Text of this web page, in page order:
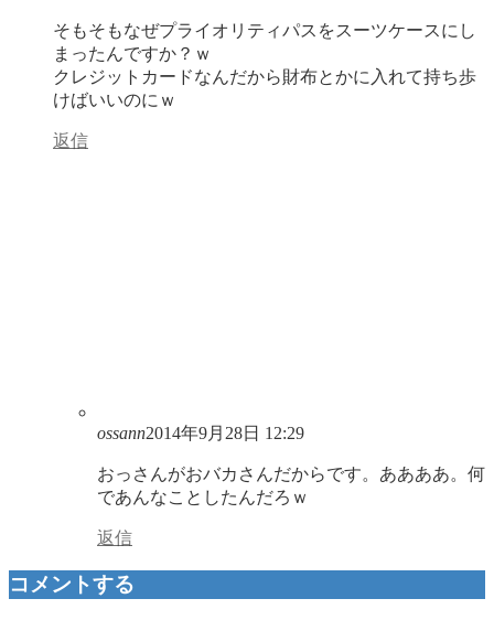
そもそもなぜプライオリティパスをスーツケースにし
まったんですか？ｗ
クレジットカードなんだから財布とかに入れて持ち歩
けばいいのにｗ
返信
ossann2014年9月28日 12:29
おっさんがおバカさんだからです。ああああ。何
であんなことしたんだろｗ
返信
コメントする